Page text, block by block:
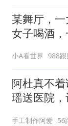
某舞厅，
女子喝酒，
小A看世界 988
阿杜真不
瑶送医院，
手工制作阿爱 56